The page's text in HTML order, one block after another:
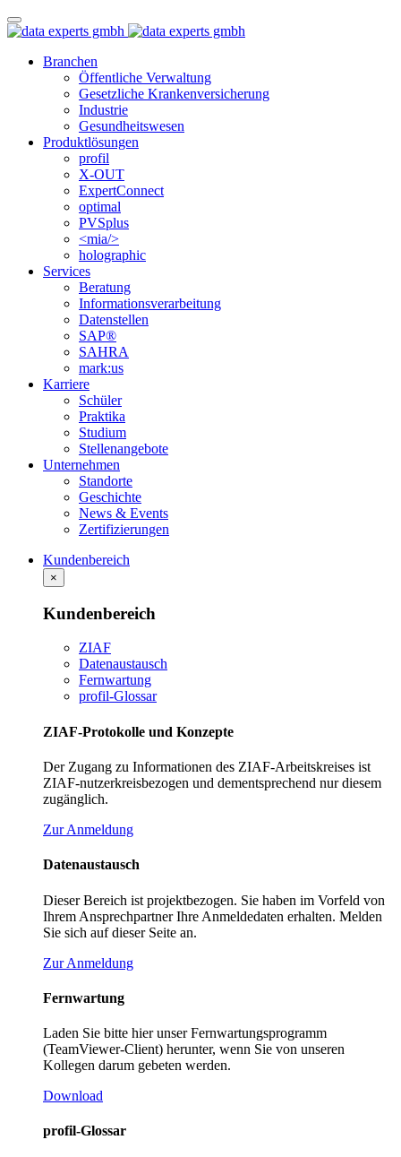
Branchen
Öffentliche Verwaltung
Gesetzliche Krankenversicherung
Industrie
Gesundheitswesen
Produktlösungen
profil
X-OUT
ExpertConnect
optimal
PVSplus
<mia/>
holographic
Services
Beratung
Informations­verarbeitung
Datenstellen
SAP®
SAHRA
mark:us
Karriere
Schüler
Praktika
Studium
Stellenangebote
Unternehmen
Standorte
Geschichte
News & Events
Zertifizierungen
Kundenbereich
×
Kundenbereich
ZIAF
Datenaustausch
Fernwartung
profil-Glossar
ZIAF-Protokolle und Konzepte
Der Zugang zu Informationen des ZIAF-Arbeitskreises ist
ZIAF-nutzerkreisbezogen und dementsprechend nur diesem
zugänglich.
Zur Anmeldung
Datenaustausch
Dieser Bereich ist projektbezogen. Sie haben im Vorfeld von
Ihrem Ansprechpartner Ihre Anmeldedaten erhalten. Melden
Sie sich auf dieser Seite an.
Zur Anmeldung
Fernwartung
Laden Sie bitte hier unser Fernwartungsprogramm
(TeamViewer-Client) herunter, wenn Sie von unseren
Kollegen darum gebeten werden.
Download
profil-Glossar